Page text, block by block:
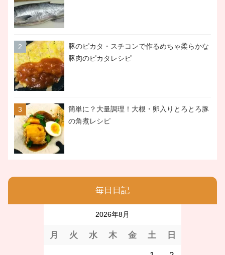
豚のピカタ・スチコンで作るめちゃ柔らかな
豚肉のピカタレシピ
簡単に？大量調理！大根・卵入りとろとろ豚
の角煮レシピ
毎日日記
2026年8月
月 火 水 木 金 土 日